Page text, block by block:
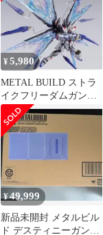
¥5,980
METAL BUILD ストラ
イクフリーダムガンダ
ム 光の翼オプションセ
ット
¥49,999
新品未開封 メタルビル
ド デスティニーガンダ